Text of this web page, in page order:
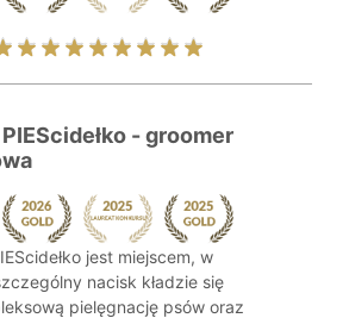
- groomer
jest miejscem, w
nacisk kładzie się
pielęgnację psów oraz